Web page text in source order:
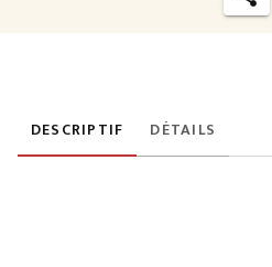
DESCRIPTIF DÉTAILS